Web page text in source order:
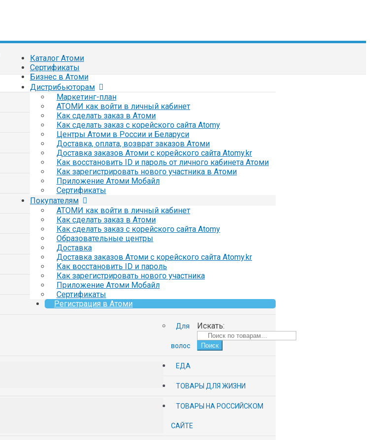
Каталог Атоми
Сертификаты
Бизнес в Атоми
Дистрибьюторам
Маркетинг-план
АТОМИ как войти в личный кабинет
Как сделать заказ в Атоми
Как сделать заказ с корейского сайта Atomy
Центры Атоми в России и Беларуси
Доставка, оплата, возврат заказов Атоми
Доставка заказов Атоми с корейского сайта Atomy.kr
Как восстановить ID и пароль от личного кабинета Атоми
Как зарегистрировать нового участника в Атоми
Приложение Атоми Мобайл
Сертификаты
Покупателям
АТОМИ как войти в личный кабинет
Как сделать заказ в Атоми
Как сделать заказ с корейского сайта Atomy
Образовательные центры
Доставка
Доставка заказов Атоми с корейского сайта Atomy.kr
Как восстановить ID и пароль
Как зарегистрировать нового участника
Приложение Атоми Мобайл
Сертификаты
Регистрация в Атоми
Искать:
Поиск
Для
волос
ЕДА
ТОВАРЫ ДЛЯ ЖИЗНИ
ТОВАРЫ НА РОССИЙСКОМ
САЙТЕ